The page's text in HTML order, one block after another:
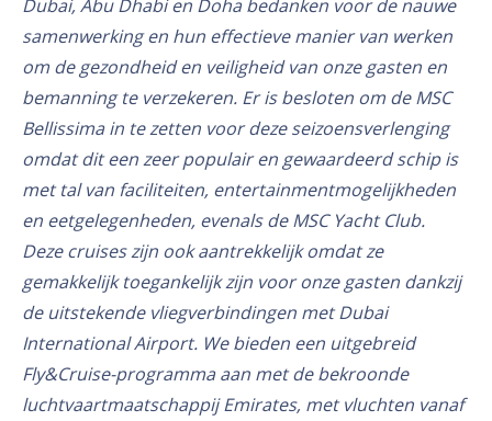
Dubai, Abu Dhabi en Doha bedanken voor de nauwe
samenwerking en hun effectieve manier van werken
om de gezondheid en veiligheid van onze gasten en
bemanning te verzekeren. Er is besloten om de MSC
Bellissima in te zetten voor deze seizoensverlenging
omdat dit een zeer populair en gewaardeerd schip is
met tal van faciliteiten, entertainmentmogelijkheden
en eetgelegenheden, evenals de MSC Yacht Club.
Deze cruises zijn ook aantrekkelijk omdat ze
gemakkelijk toegankelijk zijn voor onze gasten dankzij
de uitstekende vliegverbindingen met Dubai
International Airport. We bieden een uitgebreid
Fly&Cruise-programma aan met de bekroonde
luchtvaartmaatschappij Emirates, met vluchten vanaf